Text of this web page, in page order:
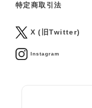
特定商取引法
X (旧Twitter)
Instagram